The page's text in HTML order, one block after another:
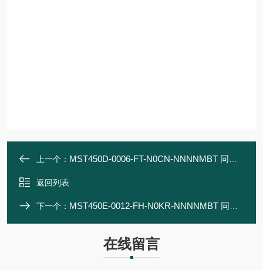
上一个： MST450D-0006-FT-N0CN-NNNNMBT 同步力矩电机
返回列表
下一个： MST450E-0012-FH-N0KR-NNNNMBT 同步力矩电机
在线留言